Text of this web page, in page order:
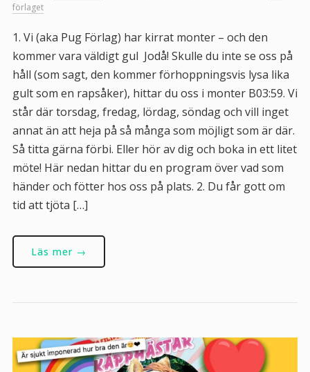
förlaget
1. Vi (aka Pug Förlag) har kirrat monter – och den
kommer vara väldigt gul Jodå! Skulle du inte se oss på
håll (som sagt, den kommer förhoppningsvis lysa lika
gult som en rapsåker), hittar du oss i monter B03:59. Vi
står där torsdag, fredag, lördag, söndag och vill inget
annat än att heja på så många som möjligt som är där.
Så titta gärna förbi. Eller hör av dig och boka in ett litet
möte! Här nedan hittar du en program över vad som
händer och fötter hos oss på plats. 2. Du får gott om
tid att tjöta […]
Läs mer →